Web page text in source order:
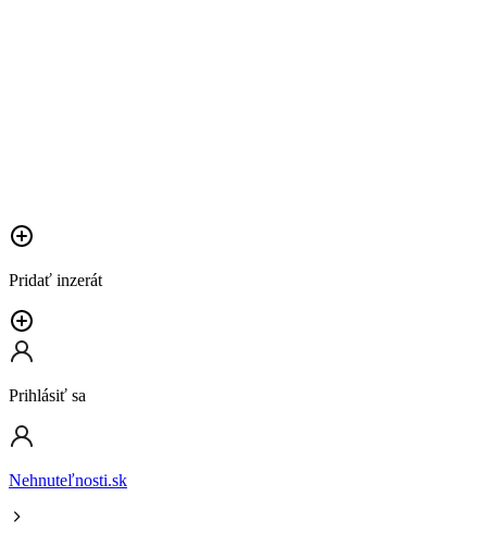
Pridať inzerát
Prihlásiť sa
Nehnuteľnosti.sk